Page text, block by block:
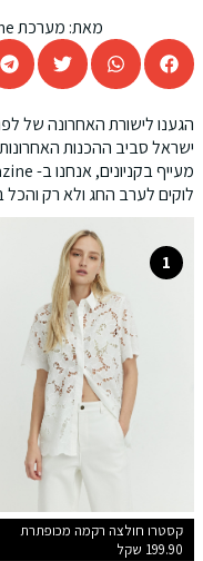
מאת: מערכת jour magazine
הגענו לישורת האחרונה של
ישראל סביב ההכנות
לוקים לערב החג ולא רק
קסטרו חולצה רקמה מכופתרת
199.90 שקל
1